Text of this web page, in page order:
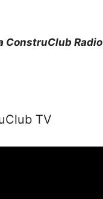
ConstruClub Radio
TV